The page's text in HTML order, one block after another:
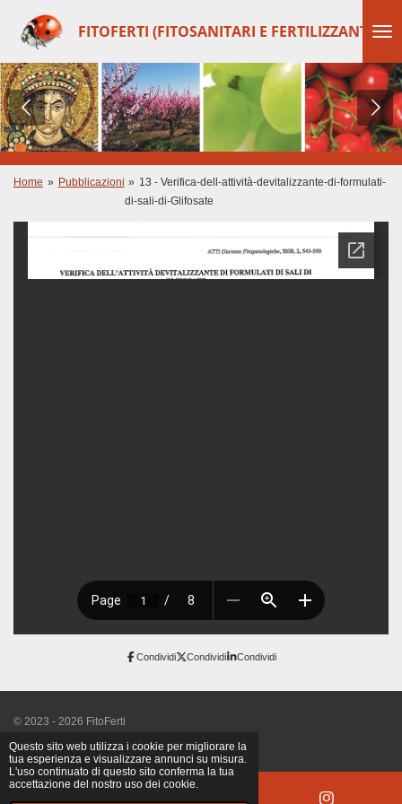
Questo sito web utilizza i cookie per migliorare la
tua esperienza e visualizzare annunci su misura.
L'uso continuato di questo sito conferma la tua
accettazione del nostro uso dei cookie.
principale
FITOFERTI (FITOSANITARI E FERTILIZZANTI)
Home » Pubblicazioni » 13 - Verifica-dell-attività-devitalizzante-di-formulati-
di-sali-di-Glifosate
Condividi Condividi Condividi
© 2023 - 2026 FitoFerti
Fornito da Webador